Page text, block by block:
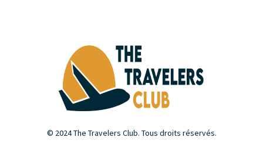
© 2024 The Travelers Club. Tous droits réservés.